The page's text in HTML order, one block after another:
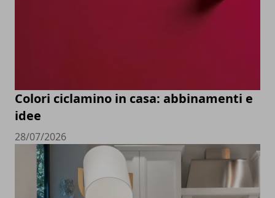
Colori ciclamino in casa: abbinamenti e
idee
28/07/2026